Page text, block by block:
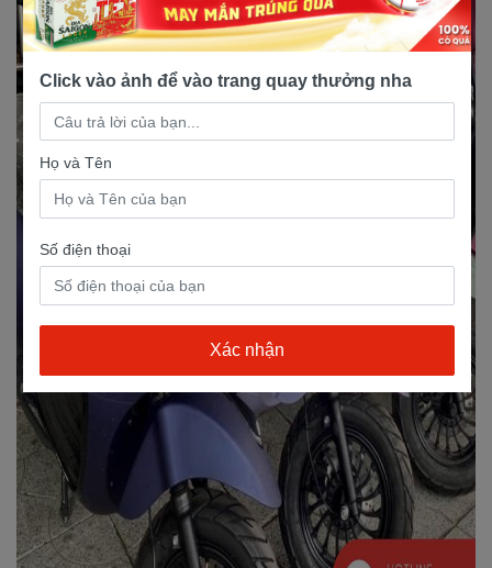
Click vào ảnh để vào trang quay thưởng nha
Họ và Tên
Số điện thoại